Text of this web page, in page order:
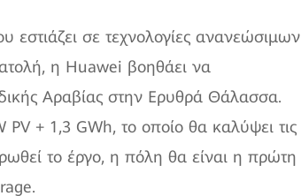
σε τεχνολογίες ανανεώσιμων
η Huawei βοηθάει να
Αραβίας στην Ερυθρά Θάλασσα.
+ 1,3 GWh, το οποίο θα καλύψει τις
το έργο, η πόλη θα είναι η πρώτη